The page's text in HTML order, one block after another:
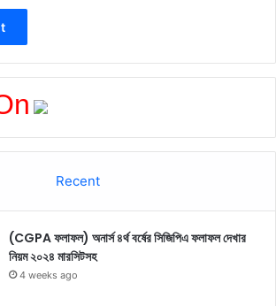
Recent
(CGPA ফলাফল) অনার্স ৪র্থ বর্ষের সিজিপিএ ফলাফল দেখার
নিয়ম ২০২৪ মারসিটসহ
4 weeks ago